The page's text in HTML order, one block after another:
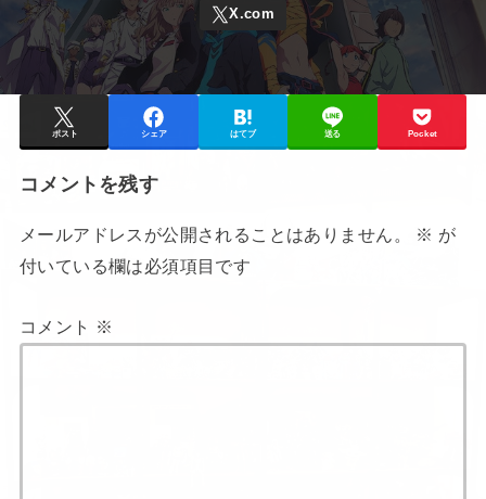
ポスト シェア はてブ 送る Pocket
コメントを残す
メールアドレスが公開されることはありません。 ※ が
付いている欄は必須項目です
コメント ※